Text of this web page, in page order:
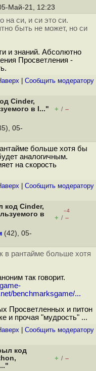
Май-21, 12:23
на си, и си это си.
быть не может, но си
и знаний. Абсолютно
Просветления -
Cообщить модератору
Cinder,
в I..."
+ / –
05-
больше хотя бы
аналогичным.
на скорость
Cообщить модератору
код Cinder,
в
–4
+ / –
(42), 05-
в рантайме больше хотя
так говорит.
benchmarksgame/...
Просветленных и питон
и прочая "мудрость" ...
Cообщить модератору
код
+ / –